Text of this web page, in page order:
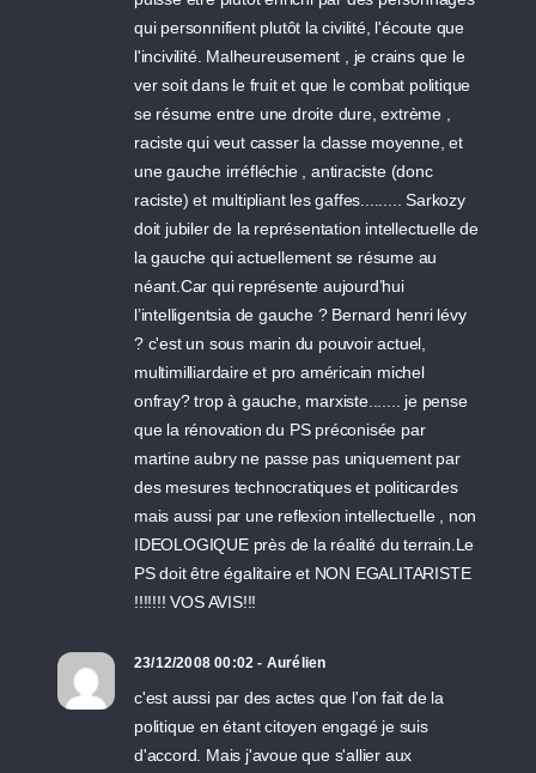
qui personnifient plutôt la civilité, l'écoute que
l'incivilité. Malheureusement , je crains que le
ver soit dans le fruit et que le combat politique
se résume entre une droite dure, extrème ,
raciste qui veut casser la classe moyenne, et
une gauche irréfléchie , antiraciste (donc
raciste) et multipliant les gaffes......... Sarkozy
doit jubiler de la représentation intellectuelle de
la gauche qui actuellement se résume au
néant.Car qui représente aujourd’hui
l’intelligentsia de gauche ? Bernard henri lévy
? c'est un sous marin du pouvoir actuel,
multimilliardaire et pro américain michel
onfray? trop à gauche, marxiste....... je pense
que la rénovation du PS préconisée par
martine aubry ne passe pas uniquement par
des mesures technocratiques et politicardes
mais aussi par une reflexion intellectuelle , non
IDEOLOGIQUE près de la réalité du terrain.Le
PS doit être égalitaire et NON EGALITARISTE
!!!!!!! VOS AVIS!!!
23/12/2008 00:02 - Aurélien
c'est aussi par des actes que l'on fait de la
politique en étant citoyen engagé je suis
d'accord. Mais j'avoue que s'allier aux